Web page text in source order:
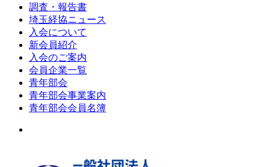
調査・報告書
埼玉経協ニュース
入会について
新会員紹介
入会のご案内
会員企業一覧
青年部会
青年部会事業案内
青年部会会員名簿